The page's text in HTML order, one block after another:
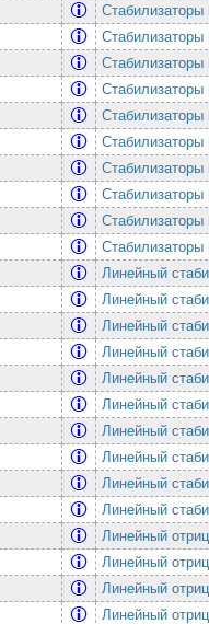
Линейный
Линейный
Линейный
Линейный
Линейный
Линейный
Линейный
Линейный
Линейный
Линейный
Линейный
Линейный
Линейный
Линейный